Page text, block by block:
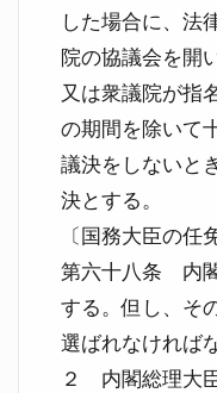
した場合に、法
院の協議会を開
又は衆議院が指
の期間を除いて
議決をしないと
決とする。
〔国務大臣の任
第六十八条 内
する。但し、そ
選ばれなければ
２ 内閣総理大